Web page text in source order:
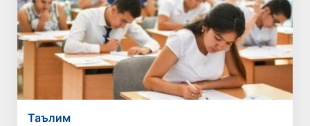
Таълим